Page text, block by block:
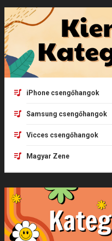
iPhone csengőhangok
Samsung csengőhangok
Vicces csengőhangok
Magyar Zene